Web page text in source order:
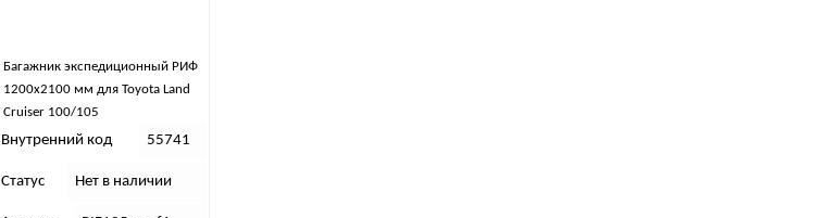
Багажник экспедиционный РИФ
1200х2100 мм для Toyota Land
Cruiser 100/105
Внутренний код 55741
Статус Нет в наличии